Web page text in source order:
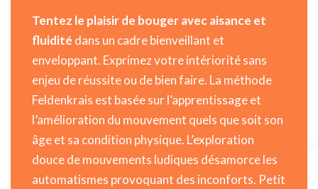
Tentez le plaisir de bouger avec aisance et
fluidité dans un cadre bienveillant et
enveloppant. Exprimez votre intériorité sans
enjeu de réussite ou de bien faire. La méthode
Feldenkrais est basée sur l’apprentissage et
l’amélioration du mouvement quels que soit son
âge et sa condition physique. L’exploration
douce de mouvements ludiques désamorce les
automatismes provoquant des inconforts. Petit